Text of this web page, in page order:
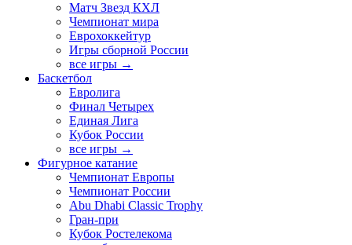
Матч Звезд КХЛ
Чемпионат мира
Еврохоккейтур
Игры сборной России
все игры →
Баскетбол
Евролига
Финал Четырех
Единая Лига
Кубок России
все игры →
Фигурное катание
Чемпионат Европы
Чемпионат России
Abu Dhabi Classic Trophy
Гран-при
Кубок Ростелекома